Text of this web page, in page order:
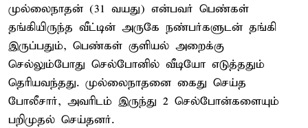
முல்லைநாதன் (31 வயது) என்பவர் பெண்கள்
தங்கியிருந்த வீட்டின் அருகே நண்பர்களுடன் தங்கி
இருப்பதும், பெண்கள் குளியல் அறைக்கு
செல்லும்போது செல்போனில் வீடியோ எடுத்ததும்
தெரியவந்தது. முல்லைநாதனை கைது செய்த
போலீசார், அவரிடம் இருந்து 2 செல்போன்களையும்
பறிமுதல் செய்தனர்.